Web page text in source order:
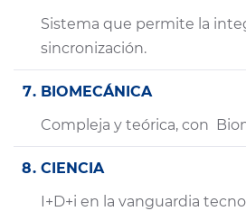
Sistema que permite la
sincronización.
BIOMECÁNICA
Compleja y teórica, con
CIENCIA
I+D+i en la vanguardia